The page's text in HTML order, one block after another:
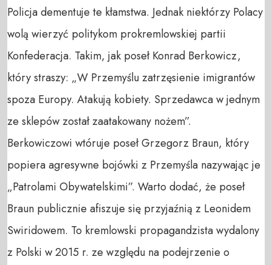
Policja dementuje te kłamstwa. Jednak niektórzy Polacy
wolą wierzyć politykom prokremlowskiej partii
Konfederacja. Takim, jak poseł Konrad Berkowicz,
który straszy: „W Przemyślu zatrzęsienie imigrantów
spoza Europy. Atakują kobiety. Sprzedawca w jednym
ze sklepów został zaatakowany nożem”.
Berkowiczowi wtóruje poseł Grzegorz Braun, który
popiera agresywne bojówki z Przemyśla nazywając je
„Patrolami Obywatelskimi”. Warto dodać, że poseł
Braun publicznie afiszuje się przyjaźnią z Leonidem
Swiridowem. To kremlowski propagandzista wydalony
z Polski w 2015 r. ze względu na podejrzenie o